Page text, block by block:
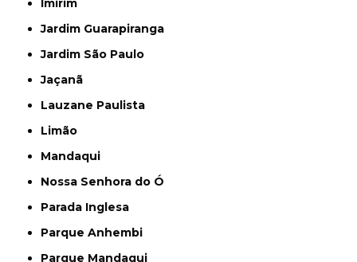
Imirim
Jardim Guarapiranga
Jardim São Paulo
Jaçanã
Lauzane Paulista
Limão
Mandaqui
Nossa Senhora do Ó
Parada Inglesa
Parque Anhembi
Parque Mandaqui